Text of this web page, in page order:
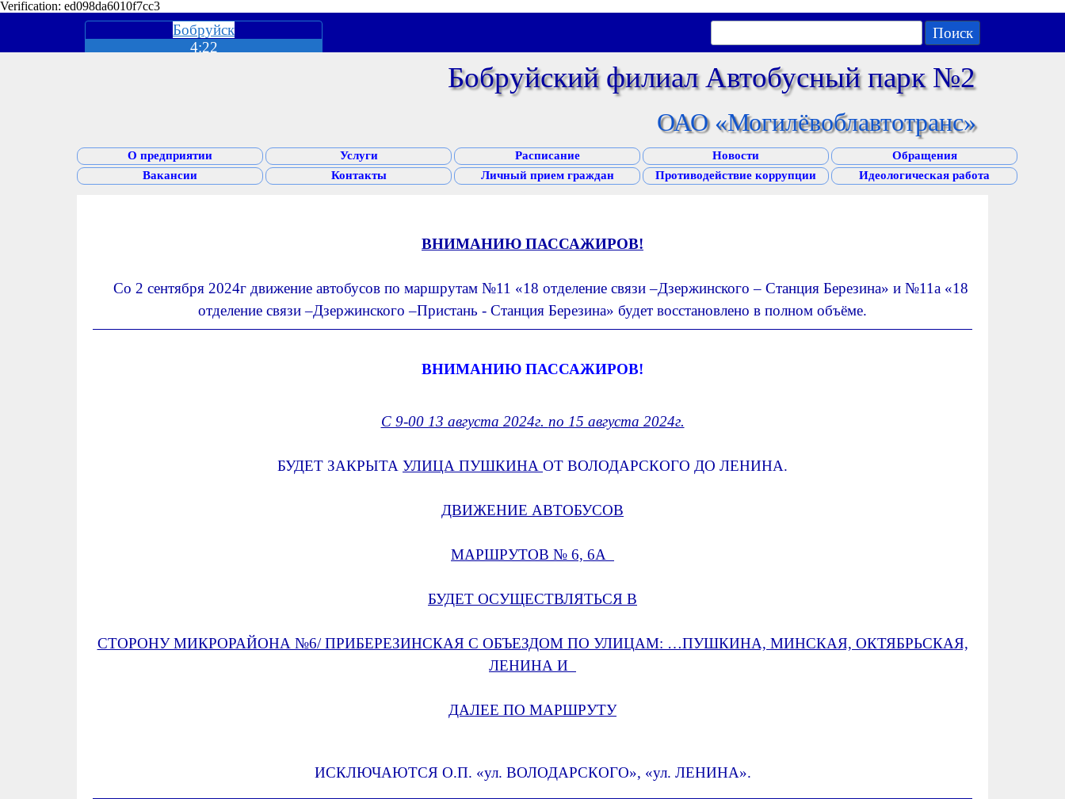
Verification: ed098da6010f7cc3
О предприятии Услуги Расписание Новости
Обращения
Вакансии
Контакты Личный прием граждан Противодействие коррупции Идеологическая работа
Бобруйский филиал Автобусный парк №2
ОАО «Могилёвоблавтотранс»
Поиск
Бобруйск
4:22
ВНИМАНИЮ ПАССАЖИРОВ!
Со 2 сентября 2024г движение автобусов по маршрутам №11 «18 отделение связи –Дзержинского – Станция Березина» и №11а «18
отделение связи –Дзержинского –Пристань - Станция Березина» будет восстановлено в полном объёме.
ВНИМАНИЮ ПАССАЖИРОВ!
С 9-00 13 августа 2024г. по 15 августа 2024г.
БУДЕТ ЗАКРЫТА УЛИЦА ПУШКИНА ОТ ВОЛОДАРСКОГО ДО ЛЕНИНА.
ДВИЖЕНИЕ АВТОБУСОВ
МАРШРУТОВ № 6, 6А
БУДЕТ ОСУЩЕСТВЛЯТЬСЯ В
СТОРОНУ МИКРОРАЙОНА №6/ ПРИБЕРЕЗИНСКАЯ С ОБЪЕЗДОМ ПО УЛИЦАМ: …ПУШКИНА, МИНСКАЯ, ОКТЯБРЬСКАЯ,
ЛЕНИНА И
ДАЛЕЕ ПО МАРШРУТУ
ИСКЛЮЧАЮТСЯ О.П. «ул. ВОЛОДАРСКОГО», «ул. ЛЕНИНА».